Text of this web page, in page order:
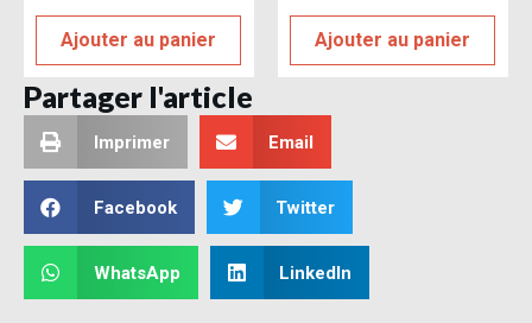
Ajouter au panier Ajouter au panier
Partager l'article
Imprimer Email
Facebook Twitter
WhatsApp LinkedIn